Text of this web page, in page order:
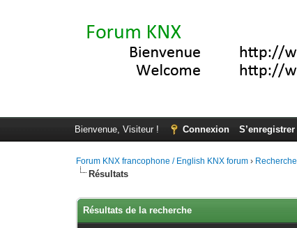
Bienvenue, Visiteur ! Connexion S’enregistrer
Forum KNX francophone / English KNX forum › Recherche
Résultats
Résultats de la recherche